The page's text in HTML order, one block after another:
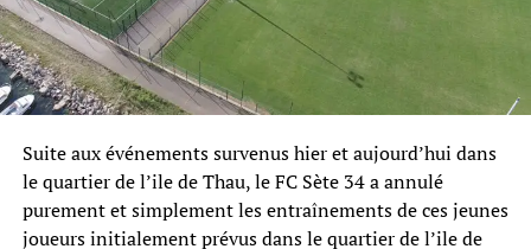
Suite aux événements survenus hier et aujourd’hui dans
le quartier de l’ile de Thau, le FC Sète 34 a annulé
purement et simplement les entraînements de ces jeunes
joueurs initialement prévus dans le quartier de l’ile de